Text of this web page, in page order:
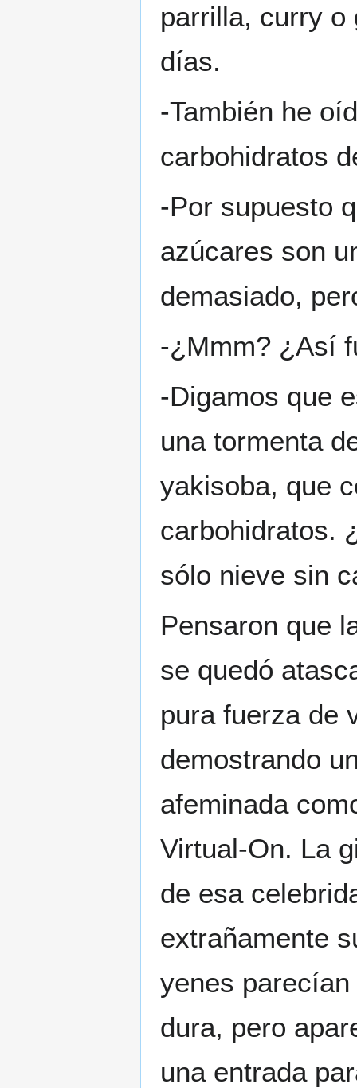
parrilla, curry o
días.
-También he
carbohidratos
-Por supuesto
azúcares son
demasiado,
-¿Mmm? ¿Así
-Digamos que
una tormenta
yakisoba, que
carbohidratos.
sólo nieve sin
Pensaron que
se quedó
pura fuerza de
demostrando
afeminada
Virtual-On. La
de esa
extrañamente
yenes
dura, pero
una entrada